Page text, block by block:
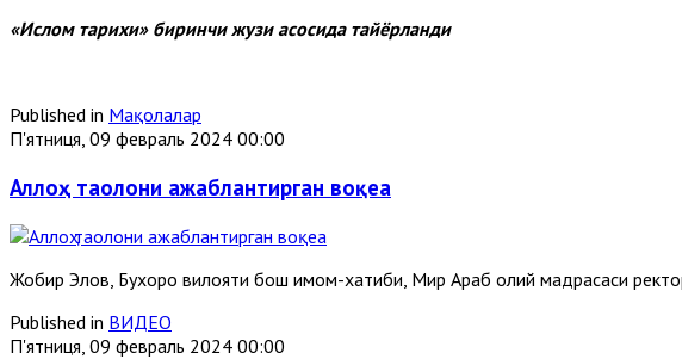
«Ислом тарихи» биринчи жузи асосида тайёрланди
Published in Мақолалар
П'ятниця, 09 февраль 2024 00:00
Аллоҳ таолони ажаблантирган воқеа
Жобир Элов, Бухоро вилояти бош имом-хатиби, Мир Араб олий мадрасаси
Published in ВИДЕО
П'ятниця, 09 февраль 2024 00:00